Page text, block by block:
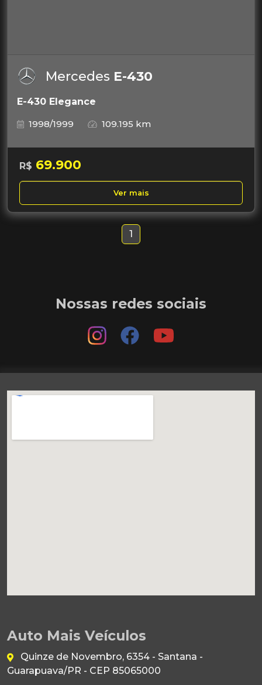
Mercedes E-430
E-430 Elegance
1998/1999
109.195 km
R$ 69.900
Ver mais
1
Nossas redes sociais
Auto Mais Veículos
Quinze de Novembro, 6354 - Santana -
Guarapuava/PR - CEP 85065000